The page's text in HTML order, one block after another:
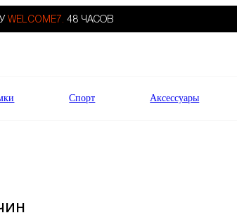
WELCOME7. 48 ЧАСОВ
Спорт Аксессуары